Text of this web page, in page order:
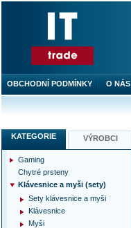
KATEGORIE VÝROBCI
Gaming
Chytré prsteny
Klávesnice a myši (sety)
Sety klávesnice a myši
Klávesnice
Myši
OBCHODNÍ PODMÍNKY O NÁS